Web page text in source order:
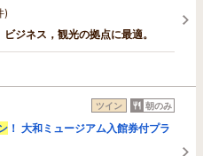
)
ジネス，観光の拠点に最適。
ツイン 朝のみ
！ 大和ミュージアム入館券付プラ